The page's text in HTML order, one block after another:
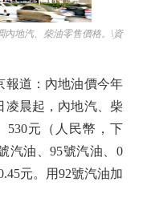
地汽、柴油零售價格。\資
道：內地油價今年
凌晨起，內地汽、柴
530元（人民幣，下
汽油、95號汽油、0
元。用92號汽油加